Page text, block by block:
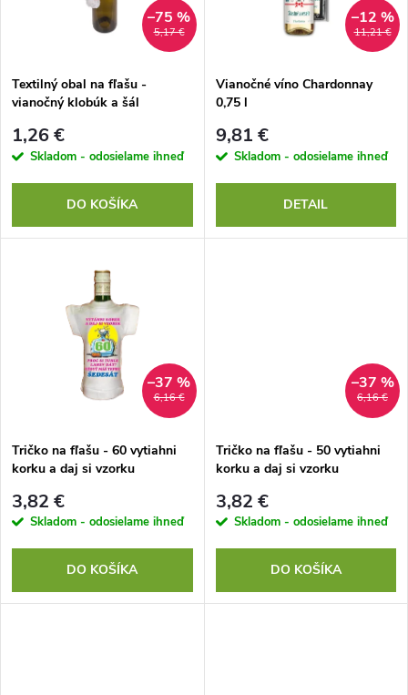
e
p
r
o
o
v
s
p
r
o
v
5,17 €
–75 %
Textilný obal na fľašu -
vianočný klobúk a šál
1,26 €
Skladom - odosielame ihneď
DO KOŠÍKA
11,21 €
–12 %
Vianočné víno Chardonnay
0,75 l
9,81 €
Skladom - odosielame ihneď
DETAIL
6,16 €
–37 %
Tričko na fľašu - 60 vytiahni
korku a daj si vzorku
3,82 €
Skladom - odosielame ihneď
DO KOŠÍKA
6,16 €
–37 %
Tričko na fľašu - 50 vytiahni
korku a daj si vzorku
3,82 €
Skladom - odosielame ihneď
DO KOŠÍKA